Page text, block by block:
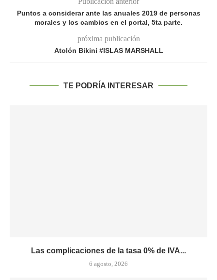
Puntos a considerar ante las anuales 2019 de personas
morales y los cambios en el portal, 5ta parte.
próxima publicación
Atolón Bikini #ISLAS MARSHALL
TE PODRÍA INTERESAR
Las complicaciones de la tasa 0% de IVA...
6 agosto, 2026